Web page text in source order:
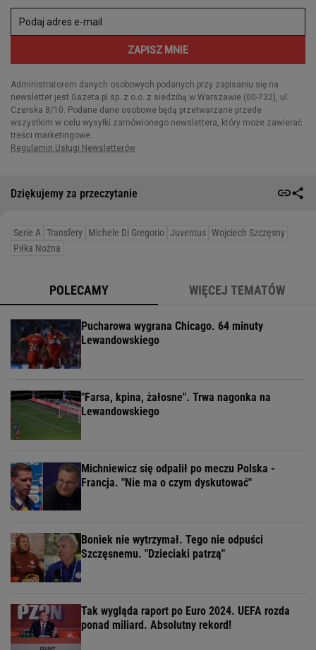
Dziękujemy za przeczytanie
Serie A Transfery Michele Di Gregorio Juventus Wojciech Szczęsny
Piłka Nożna
POLECAMY WIĘCEJ TEMATÓW
Pucharowa wygrana Chicago. 64 minuty
Lewandowskiego
"Farsa, kpina, żałosne". Trwa nagonka na
Lewandowskiego
Michniewicz się odpalił po meczu Polska -
Francja. "Nie ma o czym dyskutować"
Boniek nie wytrzymał. Tego nie odpuści
Szczęsnemu. "Dzieciaki patrzą"
Tak wygląda raport po Euro 2024. UEFA rozda
ponad miliard. Absolutny rekord!